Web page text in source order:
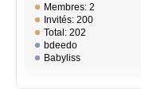
Membres: 2
Invités: 200
Total: 202
bdeedo
Babyliss